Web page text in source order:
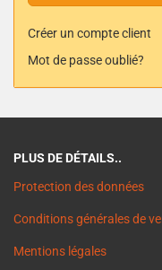
Créer un compte client
Mot de passe oublié?
PLUS DE DÉTAILS..
Protection des données
Conditions générales de
Mentions légales